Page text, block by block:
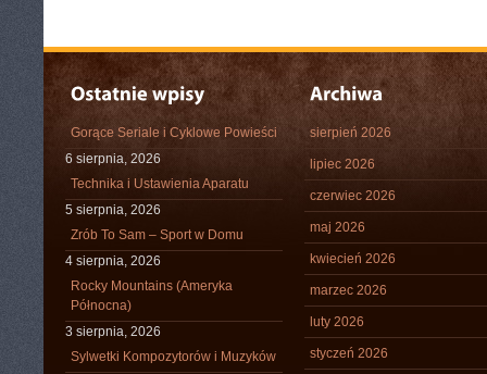
Gorące Seriale i Cyklowe Powieści
6 sierpnia, 2026
Technika i Ustawienia Aparatu
5 sierpnia, 2026
Zrób To Sam – Sport w Domu
4 sierpnia, 2026
Rocky Mountains (Ameryka
Północna)
3 sierpnia, 2026
Sylwetki Kompozytorów i Muzyków
sierpień 2026
lipiec 2026
czerwiec 2026
maj 2026
kwiecień 2026
marzec 2026
luty 2026
styczeń 2026